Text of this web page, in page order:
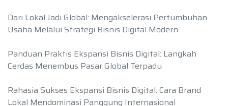
Dari Lokal Jadi Global: Mengakselerasi Pertumbuhan
Usaha Melalui Strategi Bisnis Digital Modern
Panduan Praktis Ekspansi Bisnis Digital: Langkah
Cerdas Menembus Pasar Global Terpadu
Rahasia Sukses Ekspansi Bisnis Digital: Cara Brand
Lokal Mendominasi Panggung Internasional